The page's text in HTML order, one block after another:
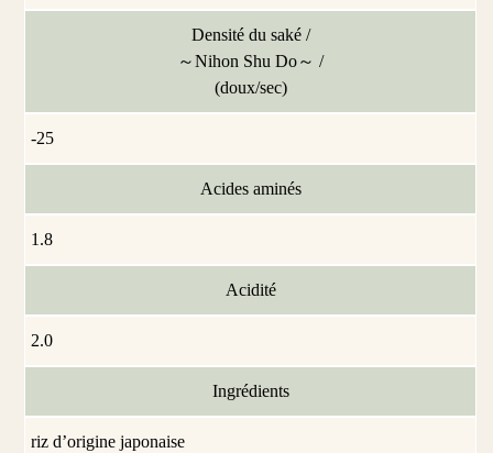
Densité du saké /
～Nihon Shu Do～ /
(doux/sec)
-25
Acides aminés
1.8
Acidité
2.0
Ingrédients
riz d’origine japonaise